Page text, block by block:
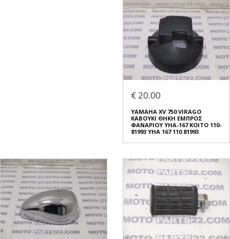
€ 20.00
YAMAHA XV 750 VIRAGO
ΚΑΒΟΥΚΙ ΘΗΚΗ ΕΜΠΡΟΣ
ΦΑΝΑΡΙΟΥ YHA-167 KOITO 110-
81993 YHA 167 110 81993